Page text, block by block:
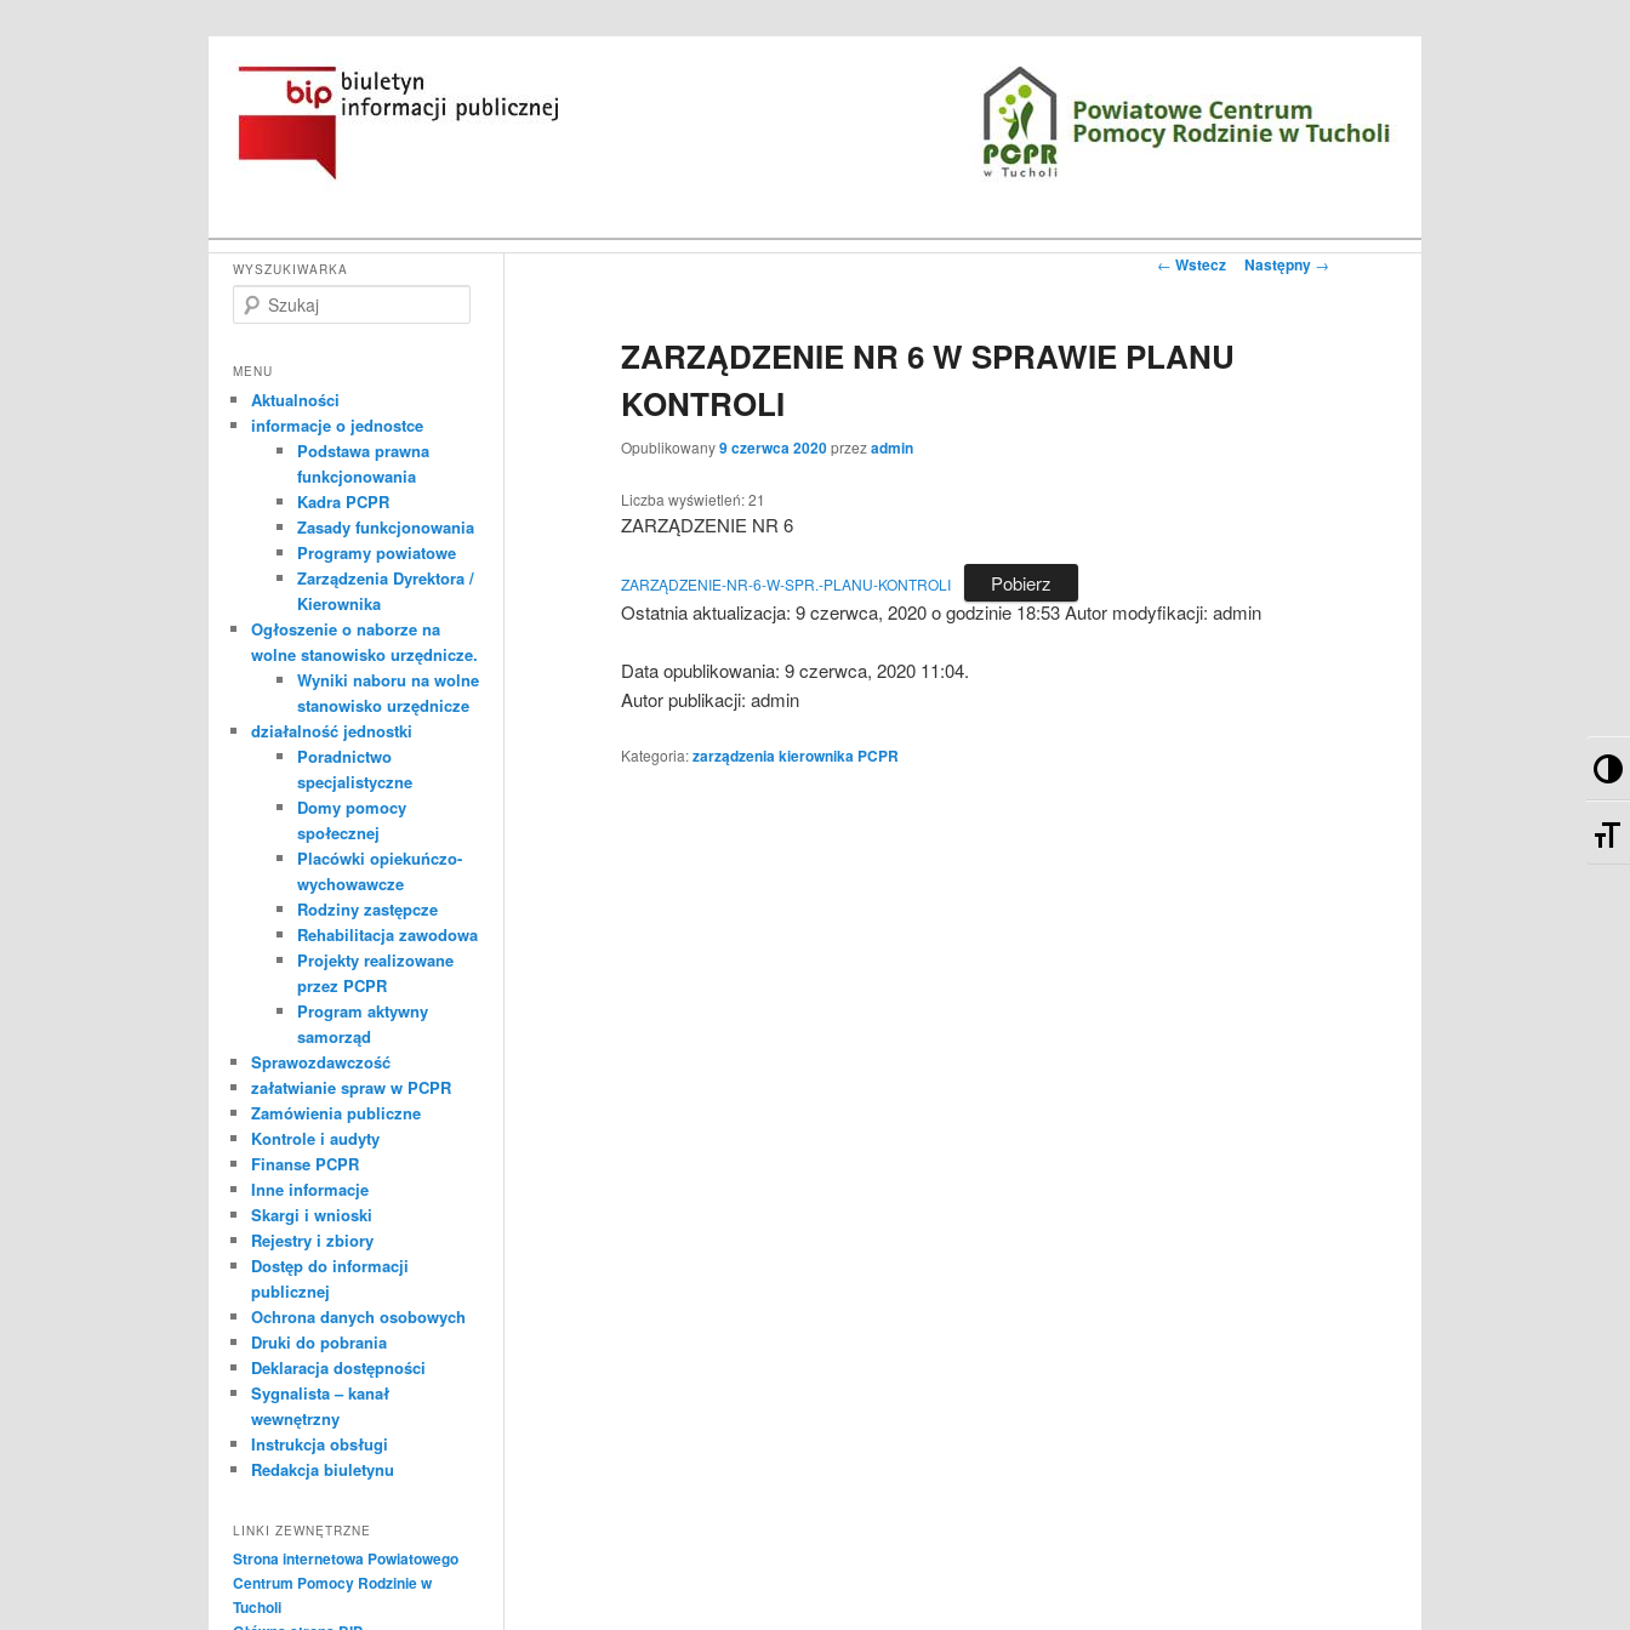
Biuletyn Informacji Publicznej
Powiatowe Centrum Pomocy Rodzinie w Tucholi
Główne
menu
Zobacz
← Wstecz Następny →
ZARZĄDZENIE NR 6 W SPRAWIE PLANU
KONTROLI
Opublikowany9 czerwca 2020przezadmin
Liczba wyświetleń:21
ZARZĄDZENIE NR 6
ZARZĄDZENIE-NR-6-W-SPR.-PLANU-KONTROLI
Pobierz
Ostatnia aktualizacja: 9 czerwca, 2020 o godzinie 18:53Autor modyfikacji: admin
Data opublikowania: 9 czerwca, 2020 11:04.
Autor publikacji: admin
Kategoria:zarządzenia kierownika PCPR
WYSZUKIWARKA
z
k
MENU
Aktualności
informacje o jednostce
Podstawa prawna
funkcjonowania
Kadra PCPR
Zasady funkcjonowania
Programy powiatowe
Zarządzenia Dyrektora /
Kierownika
Ogłoszenie o naborze na
wolne stanowisko urzędnicze.
Wyniki naboru na wolne
stanowisko urzędnicze
działalność jednostki
Poradnictwo
specjalistyczne
Domy pomocy
społecznej
Placówki opiekuńczo-
wychowawcze
Rodziny zastępcze
Rehabilitacja zawodowa
Projekty realizowane
przez PCPR
Program aktywny
samorząd
Sprawozdawczość
załatwianie spraw w PCPR
Zamówienia publiczne
Kontrole i audyty
Finanse PCPR
Inne informacje
Skargi i wnioski
Rejestry i zbiory
Dostęp do informacji
publicznej
Ochrona danych osobowych
Druki do pobrania
Deklaracja dostępności
Sygnalista – kanał
wewnętrzny
Instrukcja obsługi
Redakcja biuletynu
LINKI ZEWNĘTRZNE
Strona internetowa Powiatowego
Centrum Pomocy Rodzinie w
Tucholi